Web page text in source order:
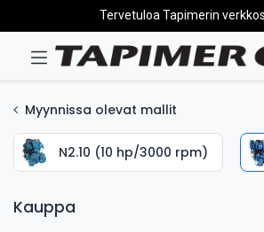
Tervetuloa Tapimerin
Myynnissa olevat mallit
N2.10 (10 hp/3000 rpm)
Kauppa